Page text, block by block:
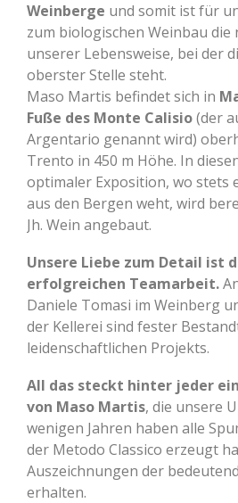
Weinberge und somit ist für
zum biologischen Weinbau die
unserer Lebensweise, bei der
oberster Stelle steht.
Maso Martis befindet sich in
Fuße des Monte Calisio(der
Argentario genannt wird)
Trento in 450 m Höhe. In
optimaler Exposition, wo stets
aus den Bergen weht, wird
Jh. Wein angebaut.
Unsere Liebe zum Detail ist
erfolgreichen Teamarbeit.
Daniele Tomasi im Weinberg
der Kellerei sind fester
leidenschaftlichen Projekts.
All das steckt hinter jeder
von Maso Martis, die unsere
wenigen Jahren haben alle
der Metodo Classico erzeugt
Auszeichnungen der
erhalten.